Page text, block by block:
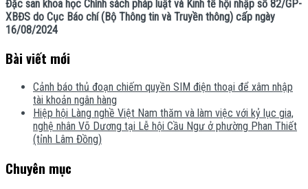
Đặc san khoa học Chính sách pháp luật và Kinh tế hội nhập số 82/GP-
XBĐS do Cục Báo chí (Bộ Thông tin và Truyền thông) cấp ngày
16/08/2024
Bài viết mới
Cảnh báo thủ đoạn chiếm quyền SIM điện thoại để xâm nhập
tài khoản ngân hàng
Hiệp hội Làng nghề Việt Nam thăm và làm việc với kỷ lục gia,
nghệ nhân Võ Dương tại Lễ hội Cầu Ngư ở phường Phan Thiết
(tỉnh Lâm Đồng)
Chuyên mục